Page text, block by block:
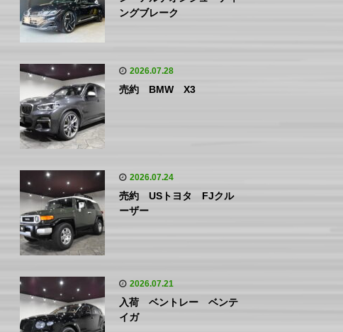
ングブレーク
2026.07.28
売約 BMW X3
2026.07.24
売約 USトヨタ FJクル
ーザー
2026.07.21
入荷 ベントレー ベンテ
イガ